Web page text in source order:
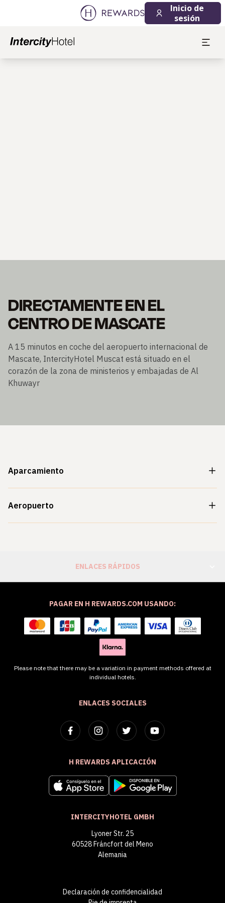
Inicio de
sesión
DIRECTAMENTE EN EL
CENTRO DE MASCATE
A 15 minutos en coche del aeropuerto internacional de
Mascate, IntercityHotel Muscat está situado en el
corazón de la zona de ministerios y embajadas de Al
Khuwayr
Aparcamiento
Aeropuerto
ENLACES RÁPIDOS
ENLACES SOCIALES
H REWARDS APLICACIÓN
INTERCITYHOTEL GMBH
Lyoner Str. 25
60528 Fráncfort del Meno
Alemania
PAGAR EN H REWARDS.COM USANDO:
Please note that there may be a variation in payment methods offered at
individual hotels.
Declaración de confidencialidad